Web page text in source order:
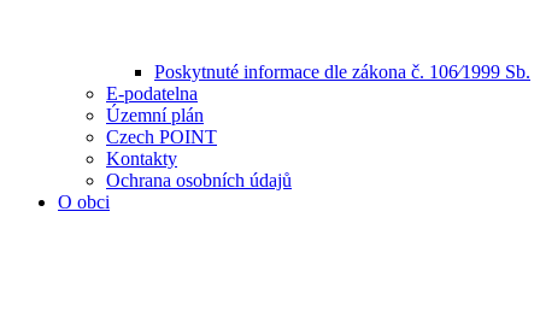
Poskytnuté informace dle zákona č. 106⁄1999 Sb.
E-podatelna
Územní plán
Czech POINT
Kontakty
Ochrana osobních údajů
O obci